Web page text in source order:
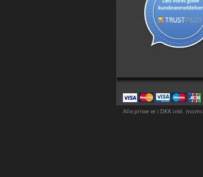
Alle priser er i DKK inkl. moms